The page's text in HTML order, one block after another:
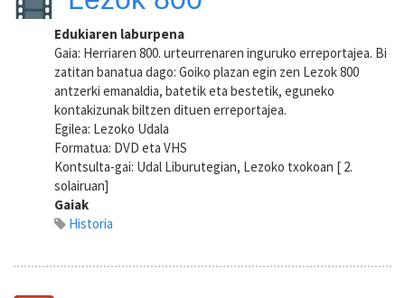
Edukiaren laburpena
Gaia: Herriaren 800. urteurrenaren inguruko erreportajea. Bi
zatitan banatua dago: Goiko plazan egin zen Lezok 800
antzerki emanaldia, batetik eta bestetik, eguneko
kontakizunak biltzen dituen erreportajea.
Egilea: Lezoko Udala
Formatua: DVD eta VHS
Kontsulta-gai: Udal Liburutegian, Lezoko txokoan [ 2.
solairuan]
Gaiak
Historia